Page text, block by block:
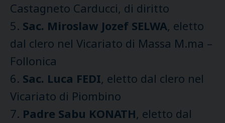
Castagneto Carducci, di diritto
5. Sac. Miroslaw Jozef SELWA, eletto
dal clero nel Vicariato di Massa M.ma –
Follonica
6. Sac. Luca FEDI, eletto dal clero nel
Vicariato di Piombino
7. Padre Sabu KONATH, eletto dal